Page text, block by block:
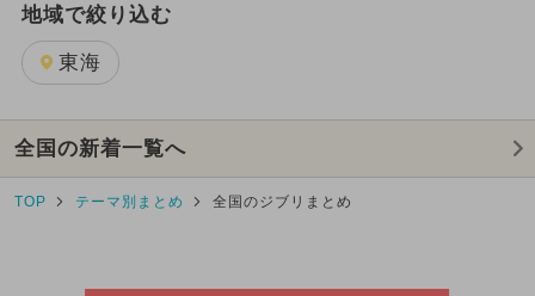
地域で絞り込む
東海
全国の新着一覧へ
TOP テーマ別まとめ 全国のジブリまとめ